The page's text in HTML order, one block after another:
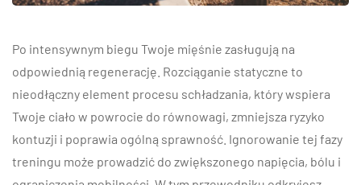
Po intensywnym biegu Twoje mięśnie zasługują na
odpowiednią regenerację. Rozciąganie statyczne to
nieodłączny element procesu schładzania, który wspiera
Twoje ciało w powrocie do równowagi, zmniejsza ryzyko
kontuzji i poprawia ogólną sprawność. Ignorowanie tej fazy
treningu może prowadzić do zwiększonego napięcia, bólu i